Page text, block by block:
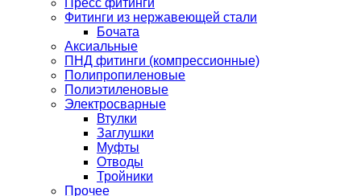
Пресс фитинги
Фитинги из нержавеющей стали
Бочата
Аксиальные
ПНД фитинги (компрессионные)
Полипропиленовые
Полиэтиленовые
Электросварные
Втулки
Заглушки
Муфты
Отводы
Тройники
Прочее